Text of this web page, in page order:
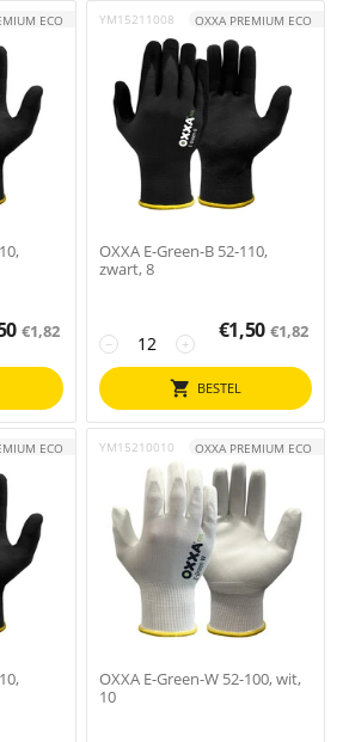
ECO
€1,82
YM15211008 OXXA PREMIUM ECO
OXXA E-Green-B 52-110,
zwart, 8
+
−
€1,50 €1,82
BESTEL
ECO YM15210010 OXXA PREMIUM ECO
OXXA E-Green-W 52-100, wit,
10